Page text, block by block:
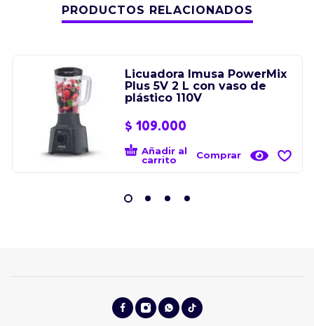
PRODUCTOS RELACIONADOS
Licuadora Imusa PowerMix
Plus 5V 2 L con vaso de
plástico 110V
$ 109.000
Añadir al
carrito
Comprar